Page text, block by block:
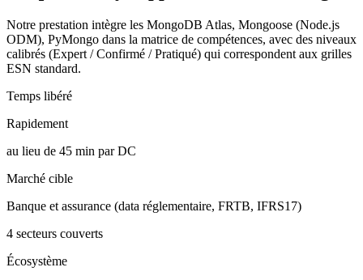
Notre prestation intègre les MongoDB Atlas, Mongoose (Node.js
ODM), PyMongo dans la matrice de compétences, avec des niveaux
calibrés (Expert / Confirmé / Pratiqué) qui correspondent aux grilles
ESN standard.
Temps libéré
Rapidement
au lieu de 45 min par DC
Marché cible
Banque et assurance (data réglementaire, FRTB, IFRS17)
4 secteurs couverts
Écosystème